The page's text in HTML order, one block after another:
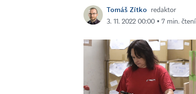
Tomáš Zítko
redaktor
3. 11. 2022 00:00 ▪ 7 min. čtení